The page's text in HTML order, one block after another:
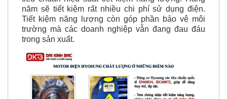
✅ Động Cơ Điện Hyosung có tem chứng nhận đạt
tiêu chuẩn hiệu suất tiết kiệm năng lượng. Hàng
năm sẽ tiết kiệm rất nhiều chi phí sử dụng điện.
Tiết kiệm năng lượng còn góp phần bảo vệ môi
trường mà các doanh nghiệp vẫn đang đau đáu
trong sản xuất.